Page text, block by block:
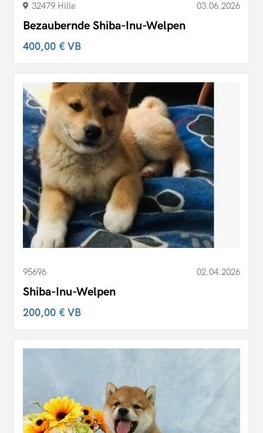
32479 Hille 03.06.2026
Bezaubernde Shiba-Inu-Welpen
400,00 €VB
95696 02.04.2026
Shiba-Inu-Welpen
200,00 €VB